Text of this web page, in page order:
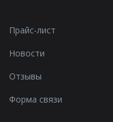
Прайс-лист
Новости
Отзывы
Форма связи